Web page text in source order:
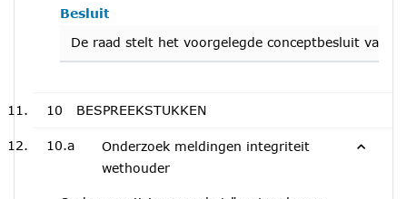
Besluit
De raad stelt het voorgelegde conceptbesluit vast.
10 BESPREEKSTUKKEN
10.a
Onderzoek meldingen integriteit
wethouder